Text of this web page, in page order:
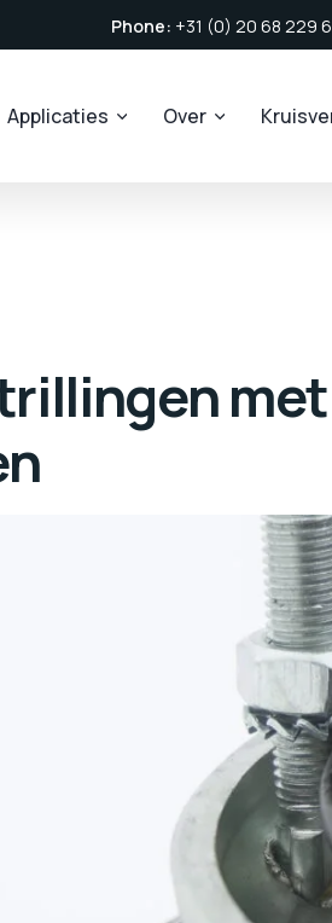
Phone: +31 (0) 20 68 229
Applicaties Over